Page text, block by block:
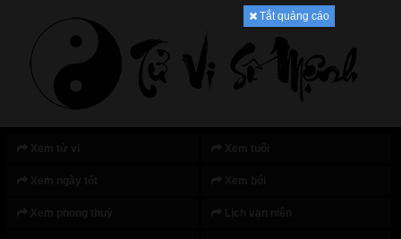
Tắt quảng cáo